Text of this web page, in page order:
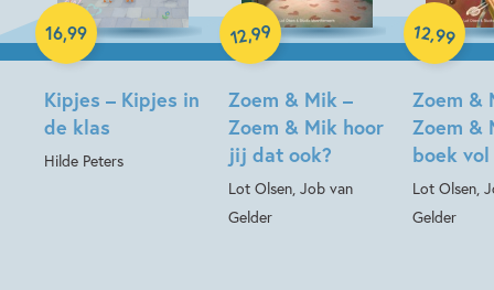
Kipjes – Kipjes in
de klas
Hilde Peters
16,99
Hardcover
Zoem & Mik –
Zoem & Mik hoor
jij dat ook?
Lot Olsen, Job van
Gelder
12,99
Hardcover
Zoem &
Zoem &
boek
Lot Olsen,
Gelder
12,99
Hardcover